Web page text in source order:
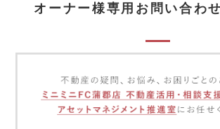
オーナー様専用お問い合わ